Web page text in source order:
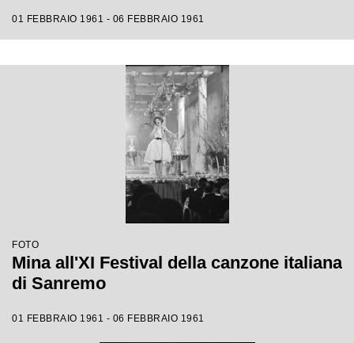
01 FEBBRAIO 1961 - 06 FEBBRAIO 1961
FOTO
Mina all'XI Festival della canzone italiana
di Sanremo
01 FEBBRAIO 1961 - 06 FEBBRAIO 1961